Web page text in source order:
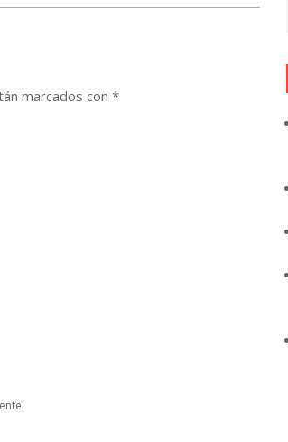
marcados con *